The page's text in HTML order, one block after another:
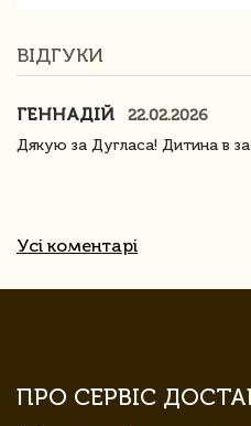
ВІДГУКИ
ГЕННАДІЙ
22.02.2026
Дякую за Дугласа! Дитина в
Усі коментарі
ПРО СЕРВІС